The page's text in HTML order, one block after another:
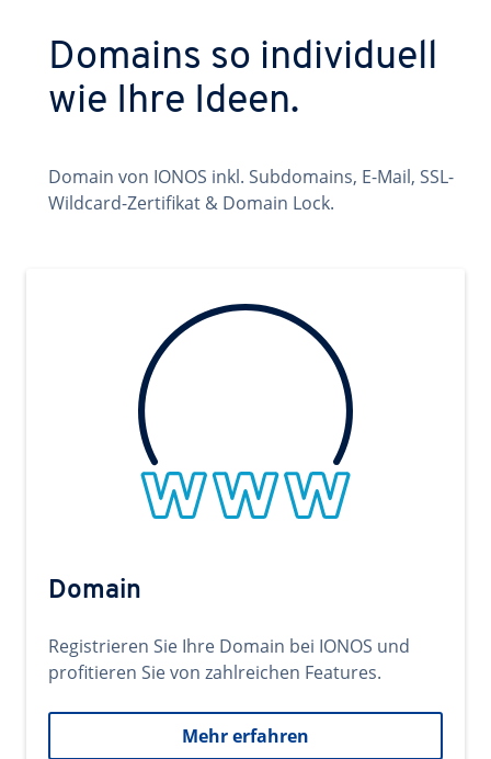
Domains so individuell
wie Ihre Ideen.
Domain von IONOS inkl. Subdomains, E-Mail, SSL-
Wildcard-Zertifikat & Domain Lock.
Domain
Registrieren Sie Ihre Domain bei IONOS und
profitieren Sie von zahlreichen Features.
Mehr erfahren